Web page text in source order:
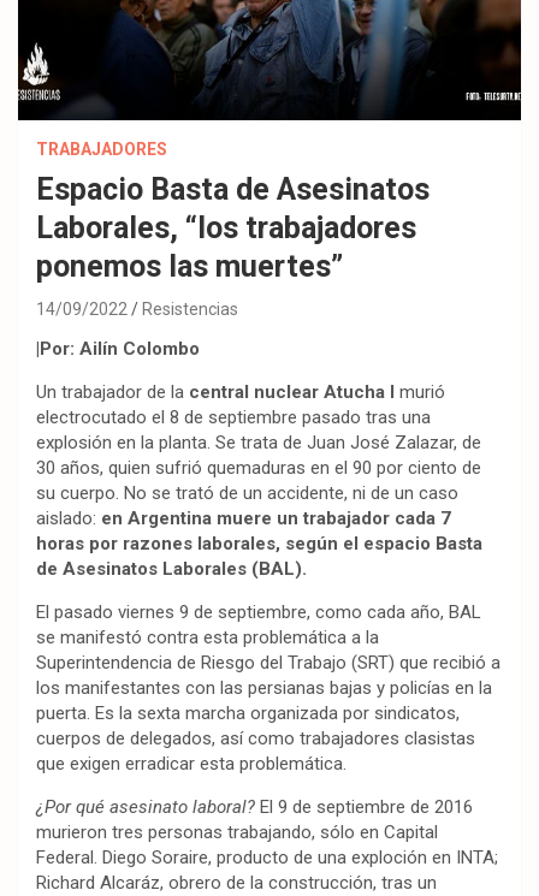
TRABAJADORES
Espacio Basta de Asesinatos
Laborales, “los trabajadores
ponemos las muertes”
14/09/2022 Resistencias
|Por: Ailín Colombo
Un trabajador de la central nuclear Atucha I
murió
electrocutado el 8 de septiembre pasado tras una
explosión en la planta. Se trata de Juan José Zalazar, de
30 años, quien sufrió quemaduras en el 90 por ciento de
su cuerpo. No se trató de un accidente, ni de un caso
aislado: en Argentina muere un trabajador cada 7
horas por razones laborales, según el espacio Basta
de Asesinatos Laborales (BAL).
El pasado viernes 9 de septiembre, como cada año, BAL
se manifestó contra esta problemática a la
Superintendencia de Riesgo del Trabajo (SRT) que recibió a
los manifestantes con las persianas bajas y policías en la
puerta. Es la sexta marcha organizada por sindicatos,
cuerpos de delegados, así como trabajadores clasistas
que exigen erradicar esta problemática.
¿Por qué asesinato laboral? El 9 de septiembre de 2016
murieron tres personas trabajando, sólo en Capital
Federal. Diego Soraire, producto de una exploción en INTA;
Richard Alcaráz, obrero de la construcción, tras un